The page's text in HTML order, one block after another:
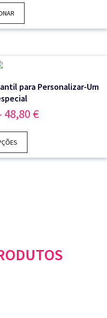
para Personalizar-Um
48,80 €Price